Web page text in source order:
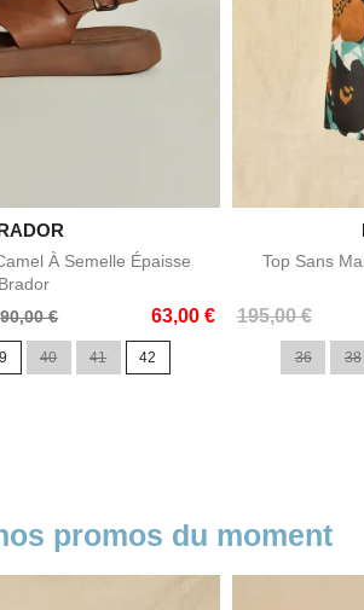
rapide
À Semelle Épaisse
Brador
90,00 € 63,00 €
40 41 42
Top Sans
195,00 €
Prix
Prix
36 38
promos du moment